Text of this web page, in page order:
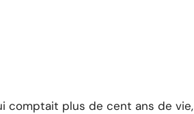
comptait plus de cent ans de vie,